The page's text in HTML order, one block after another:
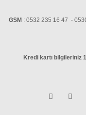
GSM : 0532 235 16 47 -
Kredi kartı bilgileriniz